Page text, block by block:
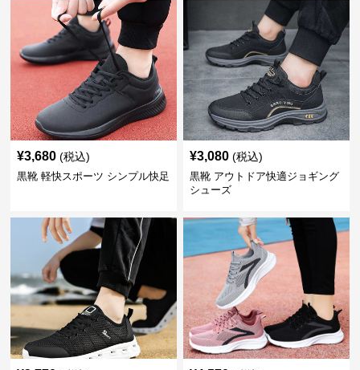
¥3,680 (税込)
黒靴 軽快スポーツ シンプル快足
¥3,080 (税込)
黒靴 アウトドア快適ジョギング
シューズ